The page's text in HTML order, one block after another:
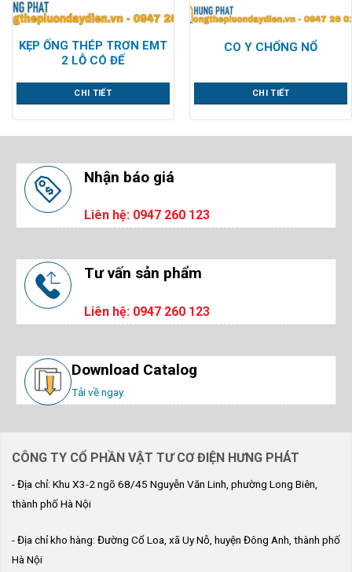
KẸP ỐNG THÉP TRƠN EMT
2 LỖ CÓ ĐẾ
CHI TIẾT
CO Y CHỐNG NỔ
CHI TIẾT
Nhận báo giá
Liên hệ: 0947 260 123
Tư vấn sản phẩm
Liên hệ: 0947 260 123
Download Catalog
Tải về ngay.
CÔNG TY CỔ PHẦN VẬT TƯ CƠ ĐIỆN HƯNG PHÁT
- Địa chỉ: Khu X3-2 ngõ 68/45 Nguyễn Văn Linh, phường Long Biên,
thành phố Hà Nội
- Địa chỉ kho hàng: Đường Cổ Loa, xã Uy Nỗ, huyện Đông Anh, thành phố
Hà Nội